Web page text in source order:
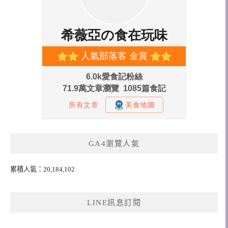
GA4瀏覽人氣
累積人氣：20,184,102
LINE訊息訂閱